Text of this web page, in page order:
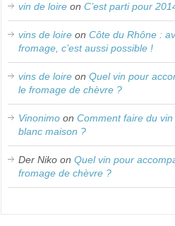
vin de loire onC’est parti pour
vins de loire onCôte du Rhône :
fromage, c’est aussi possible !
vins de loire onQuel vin pour
le fromage de chèvre ?
Vinonimo onComment faire du
blanc maison ?
Der Niko onQuel vin pour
fromage de chèvre ?